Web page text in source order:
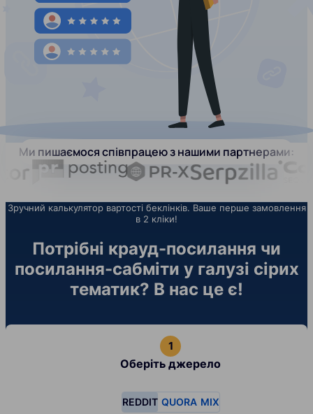
Ми пишаємося співпрацею з нашими партнерами:
Зручний калькулятор вартості беклінків. Ваше перше замовлення
в 2 кліки!
Потрібні крауд-посилання чи
посилання-сабміти у галузі сірих
тематик? В нас це є!
Оберіть джерело
REDDIT QUORA MIX